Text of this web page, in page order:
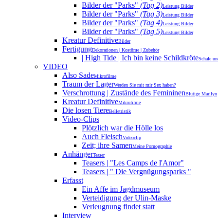
Bilder der "Parks" (Tag 2)Leistung Bilder
Bilder der "Parks" (Tag 3)Leistung Bilder
Bilder der "Parks" (Tag 4)Leistung Bilder
Bilder der "Parks" (Tag 5)Leistung Bilder
Kreatur DefinitiveBilder
FertigungDekorationen | Kostüme | Zubehör
| High Tide | Ich bin keine SchildkröteSchale
VIDEO
Also SadeMikrofilme
Traum der LagerWerden Sie mit mir Sex haben?
Verschrottung | Zustände des FemininenBlutige Marilyn
Kreatur DefinitiveMikrofilme
Die losen TiereBelletristik
Video-Clips
Plötzlich war die Hölle los
Auch FleischVideoclip
Zeit; ihre SamenMeine Pornographie
AnhängerTeaser
Teasers | "Les Camps de l'Amor"
Teasers | " Die Vergnügungsparks "
Erfasst
Ein Affe im Jagdmuseum
Verteidigung der Ulin-Maske
Verleugnung findet statt
Interview